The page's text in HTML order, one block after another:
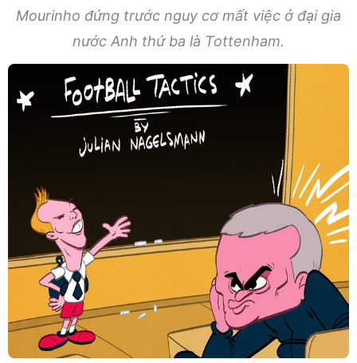
Mourinho đứng trước nguy cơ mất việc ở đại gia
nước Anh thứ ba là Tottenham.